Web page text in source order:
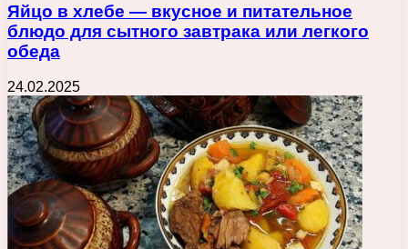
Яйцо в хлебе — вкусное и питательное
блюдо для сытного завтрака или легкого
обеда
24.02.2025